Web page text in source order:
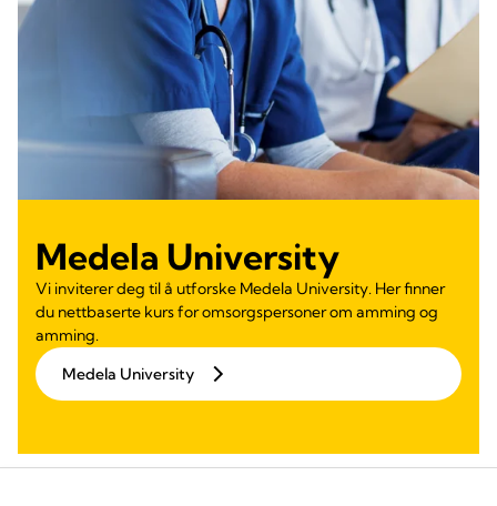
Medela University
Vi inviterer deg til å utforske Medela University. Her finner
du nettbaserte kurs for omsorgspersoner om amming og
amming.
Medela University